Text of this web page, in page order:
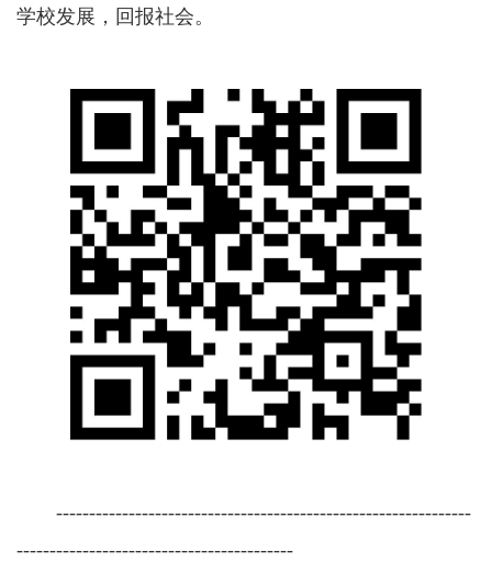
学校发展，回报社会。
---------------------------------------------------------------
------------------------------------------